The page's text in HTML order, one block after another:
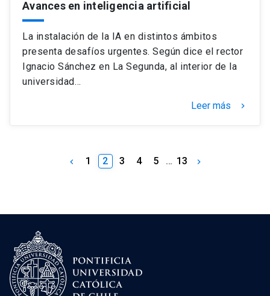
Avances en inteligencia artificial
La instalación de la IA en distintos ámbitos
presenta desafíos urgentes. Según dice el rector
Ignacio Sánchez en La Segunda, al interior de la
universidad…
Leer más keyboard_arrow_right
keyboard_arrow_left 1 2 3 4 5 … 13 keyboard_arrow_right